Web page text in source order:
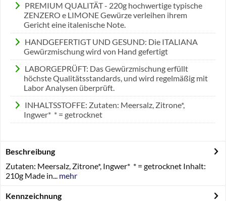
PREMIUM QUALITÄT - 220g hochwertige typische
ZENZERO e LIMONE Gewürze verleihen ihrem
Gericht eine italenische Note.
HANDGEFERTIGT UND GESUND: Die ITALIANA
Gewürzmischung wird von Hand gefertigt
LABORGEPRÜFT: Das Gewürzmischung erfüllt
höchste Qualitätsstandards, und wird regelmäßig mit
Labor Analysen überprüft.
INHALTSSTOFFE: Zutaten: Meersalz, Zitrone*,
Ingwer* * = getrocknet
Beschreibung
Zutaten: Meersalz, Zitrone*, Ingwer* * = getrocknet Inhalt:
210g Made in... mehr
Kennzeichnung